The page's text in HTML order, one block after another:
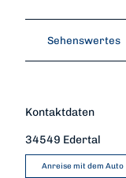
Sehenswertes
Kontaktdaten
34549 Edertal
Anreise mit dem Auto